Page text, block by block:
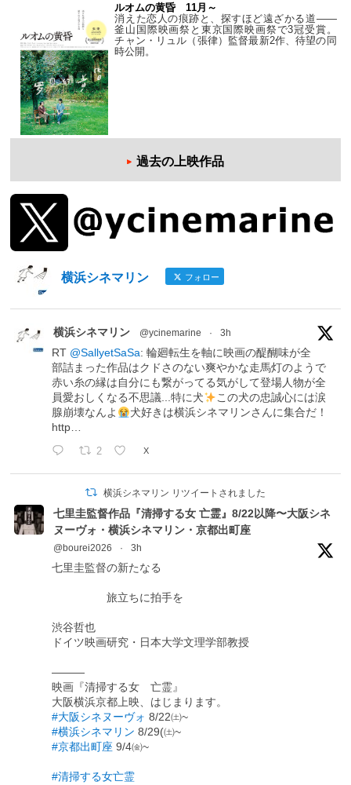
ルオムの黄昏 11月～
消えた恋人の痕跡と、探すほど遠ざかる道——
釜山国際映画祭と東京国際映画祭で3冠受賞。
チャン・リュル（張律）監督最新2作、待望の同
時公開。
過去の上映作品
横浜シネマリン フォロー
横浜シネマリン @ycinemarine · 3h
RT @SallyetSaSa: 輪廻転生を軸に映画の醍醐味が全
部詰まった作品はクドさのない爽やかな走馬灯のようで
赤い糸の縁は自分にも繋がってる気がして登場人物が全
員愛おしくなる不思議...特に犬
この犬の忠誠心には涙
腺崩壊なんよ
犬好きは横浜シネマリンさんに集合だ！
http…
2 X
横浜シネマリン リツイートされました
七里圭監督作品『清掃する女 亡霊』8/22以降〜大阪シネ
ヌーヴォ・横浜シネマリン・京都出町座
@bourei2026 · 3h
七里圭監督の新たなる
旅立ちに拍手を
渋谷哲也
ドイツ映画研究・日本大学文理学部教授
―――
映画『清掃する女 亡霊』
大阪横浜京都上映、はじまります。
#大阪シネヌーヴォ 8/22㈯~
#横浜シネマリン 8/29(㈯~
#京都出町座 9/4㈮~
#清掃する女亡霊